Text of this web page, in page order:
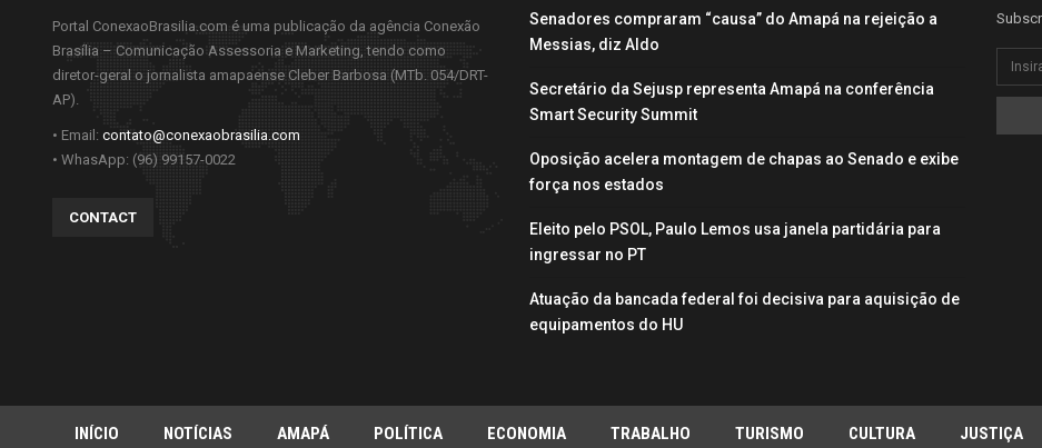
Portal ConexaoBrasilia.com é uma publicação da agência Conexão
Brasília – Comunicação Assessoria e Marketing, tendo como
diretor-geral o jornalista amapaense Cleber Barbosa (MTb. 054/DRT-
AP).
• Email: contato@conexaobrasilia.com
• WhasApp: (96) 99157-0022
CONTACT
Senadores compraram “causa” do Amapá na rejeição a
Messias, diz Aldo
Secretário da Sejusp representa Amapá na conferência
Smart Security Summit
Oposição acelera montagem de chapas ao Senado e exibe
força nos estados
Eleito pelo PSOL, Paulo Lemos usa janela partidária para
ingressar no PT
Atuação da bancada federal foi decisiva para aquisição de
equipamentos do HU
INÍCIO NOTÍCIAS AMAPÁ POLÍTICA ECONOMIA TRABALHO TURISMO CULTURA JUSTIÇA